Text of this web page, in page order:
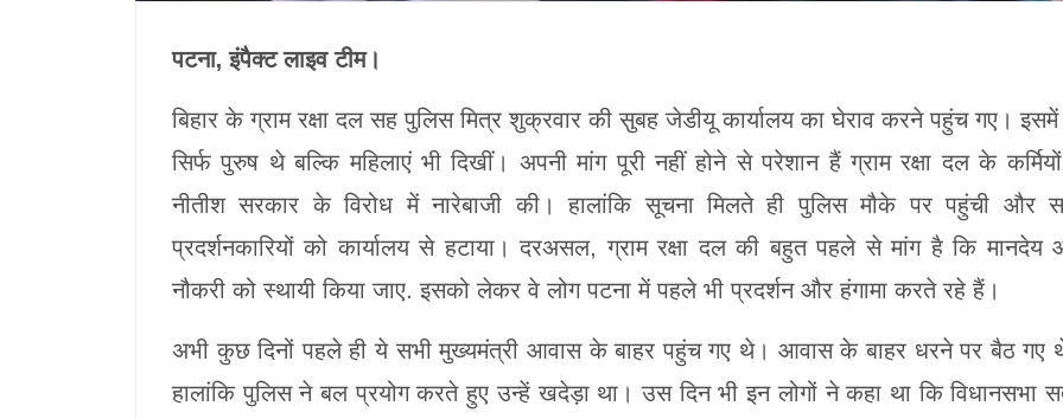
पटना, इंपैक्ट लाइव टीम।
बिहार के ग्राम रक्षा दल सह पुलिस मित्र शुक्रवार की सुबह जेडीयू कार्यालय का घेराव करने पहुंच गए। इसमें
सिर्फ पुरुष थे बल्कि महिलाएं भी दिखीं। अपनी मांग पूरी नहीं होने से परेशान हैं ग्राम रक्षा दल के
नीतीश सरकार के विरोध में नारेबाजी की। हालांकि सूचना मिलते ही पुलिस मौके पर पहुंची और
प्रदर्शनकारियों को कार्यालय से हटाया। दरअसल, ग्राम रक्षा दल की बहुत पहले से मांग है कि मानदेय
नौकरी को स्थायी किया जाए. इसको लेकर वे लोग पटना में पहले भी प्रदर्शन और हंगामा करते रहे हैं।
अभी कुछ दिनों पहले ही ये सभी मुख्यमंत्री आवास के बाहर पहुंच गए थे। आवास के बाहर धरने पर बैठ गए
हालांकि पुलिस ने बल प्रयोग करते हुए उन्हें खदेड़ा था। उस दिन भी इन लोगों ने कहा था कि विधानसभा